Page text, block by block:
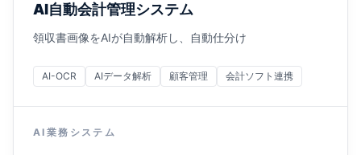
AI自動会計管理システム
領収書画像をAIが自動解析し、自動仕分け
AI-OCR AIデータ解析 顧客管理 会計ソフト連携
AI業務システム